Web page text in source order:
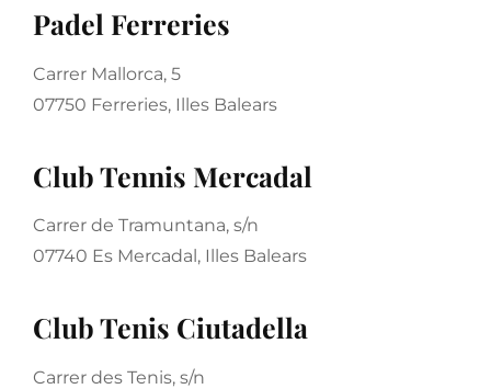
Padel Ferreries
Carrer Mallorca, 5
07750 Ferreries, Illes Balears
Club Tennis Mercadal
Carrer de Tramuntana, s/n
07740 Es Mercadal, Illes Balears
Club Tenis Ciutadella
Carrer des Tenis, s/n